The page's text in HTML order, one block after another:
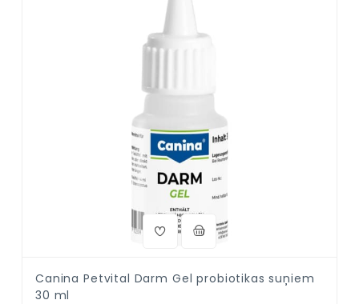
Canina Petvital Darm Gel probiotikas suņiem
30 ml